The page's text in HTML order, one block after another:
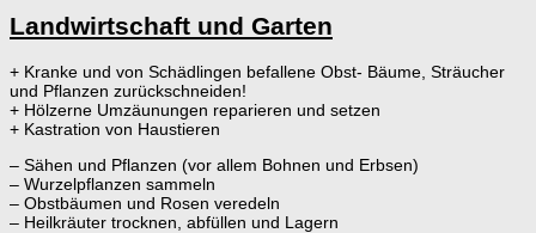
Landwirtschaft und Garten
+ Kranke und von Schädlingen befallene Obst- Bäume, Sträucher
und Pflanzen zurückschneiden!
+ Hölzerne Umzäunungen reparieren und setzen
+ Kastration von Haustieren
– Sähen und Pflanzen (vor allem Bohnen und Erbsen)
– Wurzelpflanzen sammeln
– Obstbäumen und Rosen veredeln
– Heilkräuter trocknen, abfüllen und Lagern